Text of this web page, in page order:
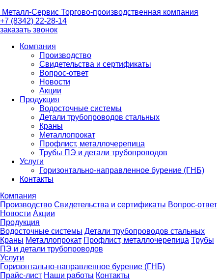
Металл-Сервис Торгово-производственная компания
+7 (8342) 22-28-14
заказать звонок
Компания
Производство
Свидетельства и сертификаты
Вопрос-ответ
Новости
Акции
Продукция
Водосточные системы
Детали трубопроводов стальных
Краны
Металлопрокат
Профлист, металлочерепица
Трубы ПЭ и детали трубопроводов
Услуги
Горизонтально-направленное бурение (ГНБ)
Контакты
Компания
Производство Свидетельства и сертификаты Вопрос-ответ
Новости Акции
Продукция
Водосточные системы Детали трубопроводов стальных
Краны Металлопрокат Профлист, металлочерепица Трубы
ПЭ и детали трубопроводов
Услуги
Горизонтально-направленное бурение (ГНБ)
Прайс-лист Наши работы Контакты